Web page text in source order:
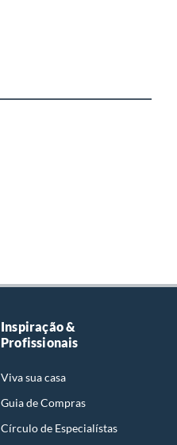
Inspiração &
Profissionais
Viva sua casa
Guia de Compras
Círculo de Especialístas